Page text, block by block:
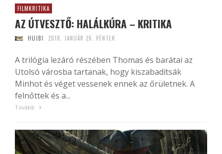
FILMKRITIKA
AZ ÚTVESZTŐ: HALÁLKÚRA – KRITIKA
HUJBI 2018. JANUÁR 26. PÉNTEK
A trilógia lezáró részében Thomas és barátai az
Utolsó városba tartanak, hogy kiszabadítsák
Minhot és véget vessenek ennek az őrületnek. A
felnőttek és a...
Tovább